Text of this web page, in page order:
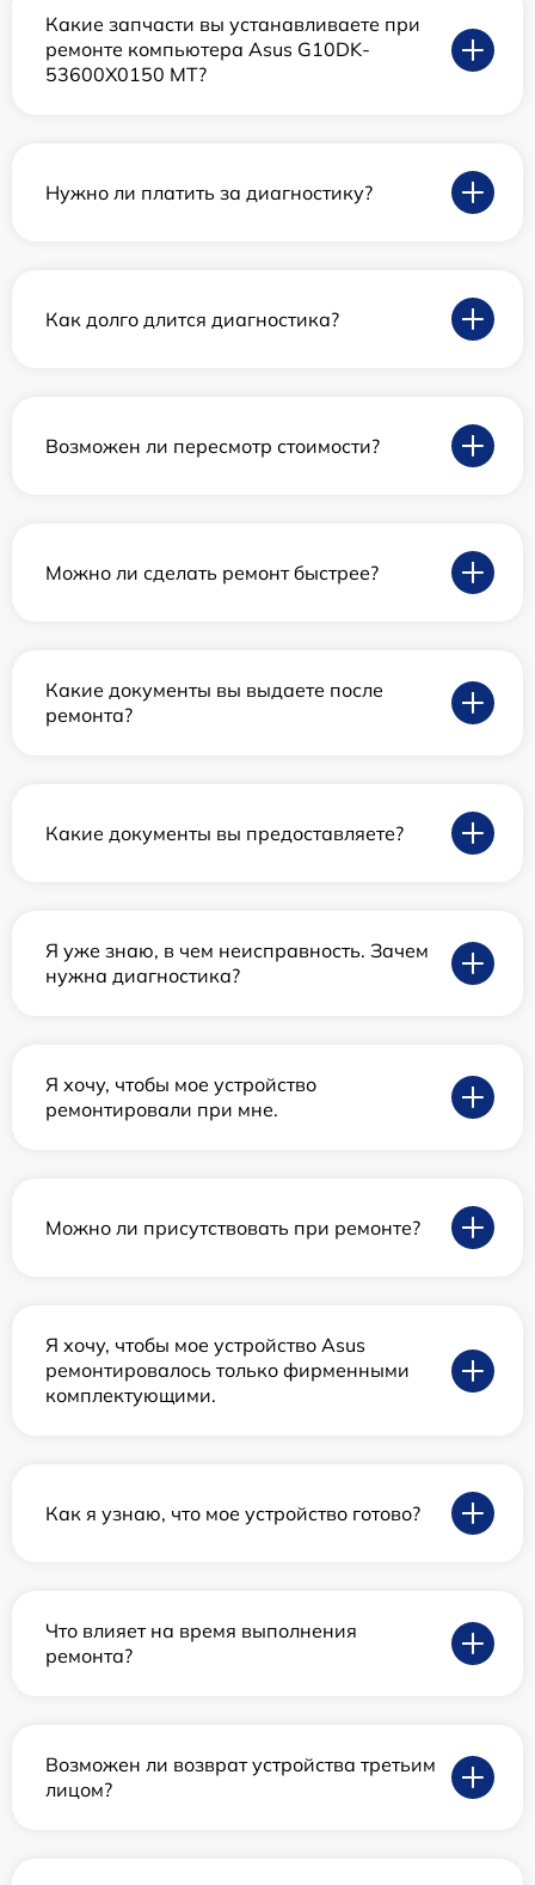
Какие запчасти вы устанавливаете при
ремонте компьютера Asus G10DK-
53600X0150 MT?
Нужно ли платить за диагностику?
Как долго длится диагностика?
Возможен ли пересмотр стоимости?
Можно ли сделать ремонт быстрее?
Какие документы вы выдаете после
ремонта?
Какие документы вы предоставляете?
Я уже знаю, в чем неисправность. Зачем
нужна диагностика?
Я хочу, чтобы мое устройство
ремонтировали при мне.
Можно ли присутствовать при ремонте?
Я хочу, чтобы мое устройство Asus
ремонтировалось только фирменными
комплектующими.
Как я узнаю, что мое устройство готово?
Что влияет на время выполнения
ремонта?
Возможен ли возврат устройства третьим
лицом?